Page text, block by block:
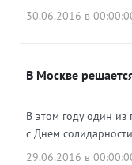
30.06.2016 в
В Москве
В этом году один из
с Днем
29.06.2016 в